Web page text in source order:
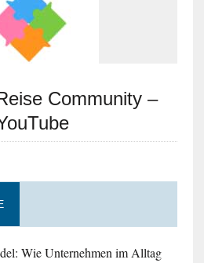
Community –
Wie Unternehmen im Alltag